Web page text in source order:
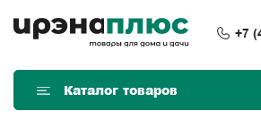
+7
Каталог товаров